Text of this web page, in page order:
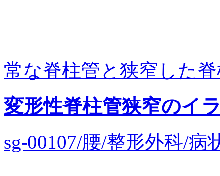
常な脊柱管と狭窄した
変形性脊柱管狭窄のイ
sg-00107/腰/整形外科/